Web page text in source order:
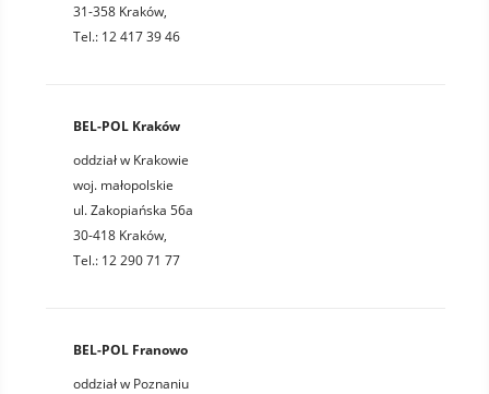
31-358 Kraków,
Tel.: 12 417 39 46
BEL-POL Kraków
oddział w Krakowie
woj. małopolskie
ul. Zakopiańska 56a
30-418 Kraków,
Tel.: 12 290 71 77
BEL-POL Franowo
oddział w Poznaniu